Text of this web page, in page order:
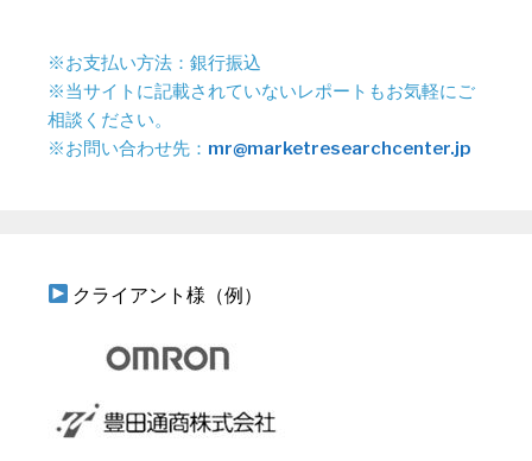
※お支払い方法：銀行振込
※当サイトに記載されていないレポートもお気軽にご
相談ください。
※お問い合わせ先： mr@marketresearchcenter.jp
クライアント様（例）